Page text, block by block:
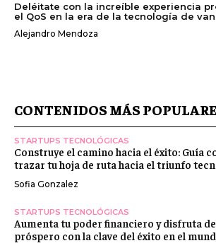
Deléitate con la increíble experiencia
el QoS en la era de la tecnología de
Alejandro Mendoza
CONTENIDOS MÁS
STARTUPS TECNOLÓGICAS
Construye el camino hacia el éxito: Guía
trazar tu hoja de ruta hacia el triunfo
Sofia Gonzalez
STARTUPS TECNOLÓGICAS
Aumenta tu poder financiero y disfruta
próspero con la clave del éxito en el